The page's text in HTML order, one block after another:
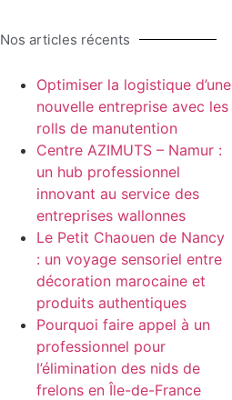
Nos articles récents
Optimiser la logistique d’une
nouvelle entreprise avec les
rolls de manutention
Centre AZIMUTS – Namur :
un hub professionnel
innovant au service des
entreprises wallonnes
Le Petit Chaouen de Nancy
: un voyage sensoriel entre
décoration marocaine et
produits authentiques
Pourquoi faire appel à un
professionnel pour
l’élimination des nids de
frelons en Île-de-France